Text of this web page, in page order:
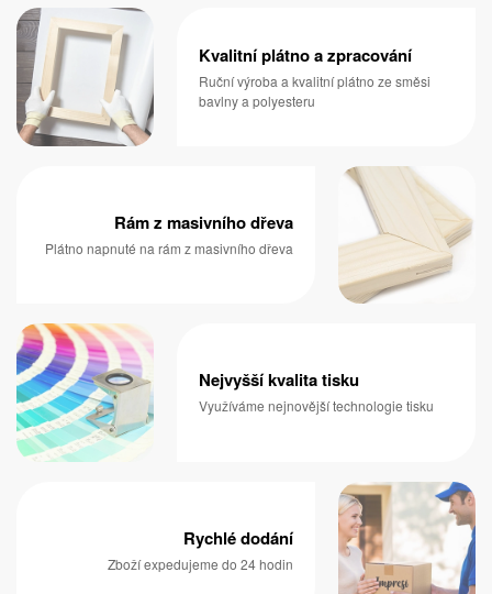
Kvalitní plátno a zpracování
Ruční výroba a kvalitní plátno ze směsi
bavlny a polyesteru
Rám z masivního dřeva
Plátno napnuté na rám z masivního dřeva
Nejvyšší kvalita tisku
Využíváme nejnovější technologie tisku
Rychlé dodání
Zboží expedujeme do 24 hodin